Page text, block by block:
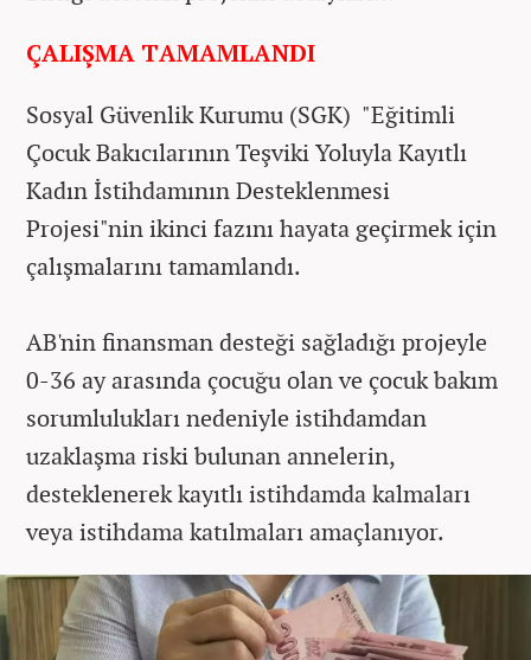
ÇALIŞMA TAMAMLANDI
Sosyal Güvenlik Kurumu (SGK) "Eğitimli
Çocuk Bakıcılarının Teşviki Yoluyla Kayıtlı
Kadın İstihdamının Desteklenmesi
Projesi"nin ikinci fazını hayata geçirmek için
çalışmalarını tamamlandı.
AB'nin finansman desteği sağladığı projeyle
0-36 ay arasında çocuğu olan ve çocuk bakım
sorumlulukları nedeniyle istihdamdan
uzaklaşma riski bulunan annelerin,
desteklenerek kayıtlı istihdamda kalmaları
veya istihdama katılmaları amaçlanıyor.